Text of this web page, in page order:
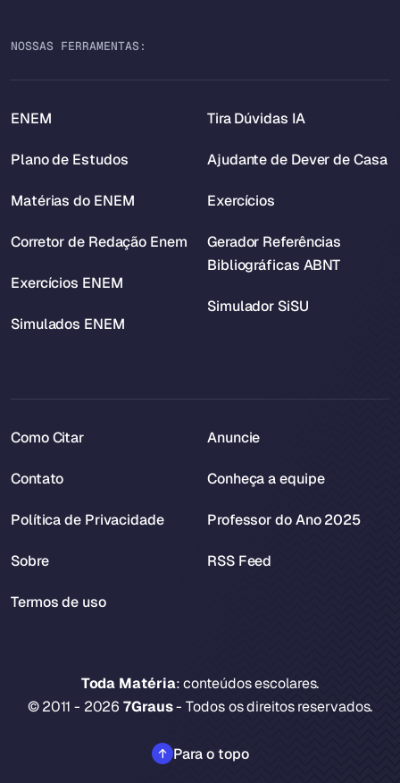
NOSSAS FERRAMENTAS:
ENEM
Plano de Estudos
Matérias do ENEM
Corretor de Redação Enem
Exercícios ENEM
Simulados ENEM
Tira Dúvidas IA
Ajudante de Dever de Casa
Exercícios
Gerador Referências
Bibliográficas ABNT
Simulador SiSU
Toda Matéria: conteúdos escolares.
© 2011 - 20267Graus- Todos os direitos reservados.
Para o topo
Como Citar
Contato
Política de Privacidade
Sobre
Termos de uso
Anuncie
Conheça a equipe
Professor do Ano 2025
RSS Feed